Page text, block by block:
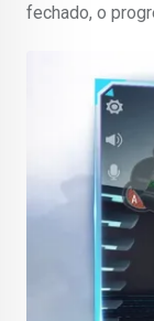
fechado, o